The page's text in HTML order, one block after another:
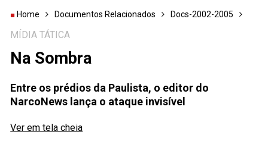
Home Documentos Relacionados Docs-2002-2005
MÍDIA TÁTICA
Na Sombra
Entre os prédios da Paulista, o editor do
NarcoNews lança o ataque invisível
Ver em tela cheia